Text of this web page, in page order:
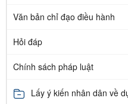
Văn bản chỉ đạo điều hành
Hỏi đáp
Chính sách pháp luật
Lấy ý kiến nhân dân về